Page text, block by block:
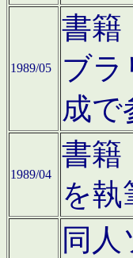
1989/05
書籍
ブラ
成で
1989/04
書籍
を執
同